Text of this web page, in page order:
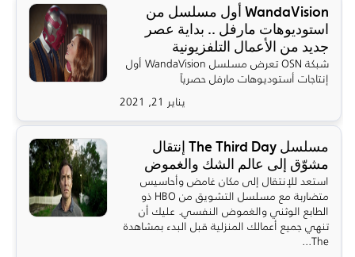
WandaVision أول مسلسل من
استوديوهات مارفل .. بداية عصر
جديد من الأعمال التلفزيونية
شبكة OSN تعرض مسلسل WandaVision أول
إنتاجات أستوديوهات مارفل حصرياً
يناير 21, 2021
مسلسل The Third Day إنتقال
مشوّق إلى عالم الشك والغموض
استعد للإنتقال إلى مكان غامض وأحاسيس
متضاربة مع مسلسل التشويق من HBO ذو
الطابع الوثني والغموض النفسي. عليك أن
تنهي جميع أعمالك المنزلية قبل البدء بمشاهدة
The...